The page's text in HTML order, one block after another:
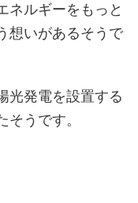
ネルギーをもっと
想いがあるそうで
光発電を設置する
うです。